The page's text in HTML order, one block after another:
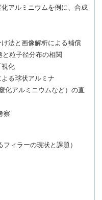
ルミニウムを例に、合成
と画像解析による補償
粒子径分布の相関
化
る球状アルミナ
アルミニウムなど）の直
察
フィラーの現状と課題）